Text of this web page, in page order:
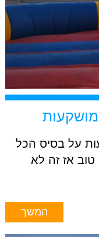
מושקעות
על בסיס הכל
אז זה לא
המשך